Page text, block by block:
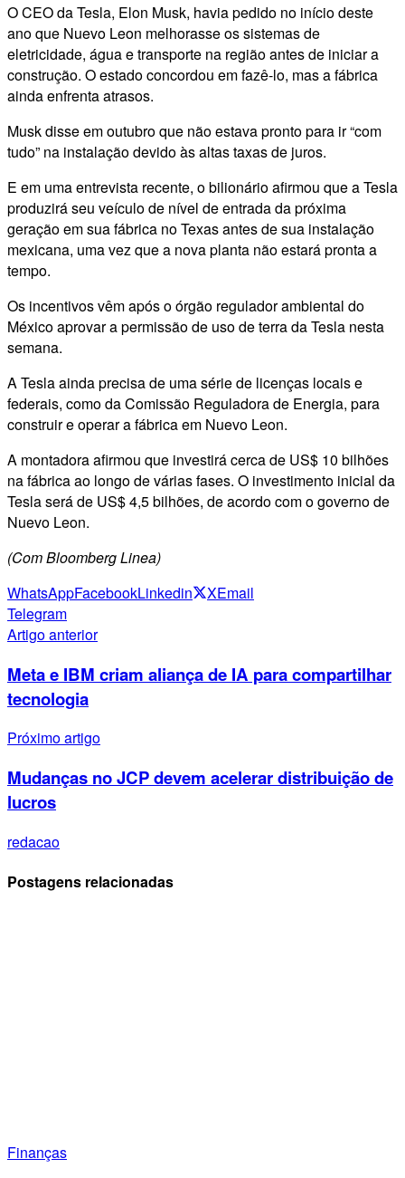
O CEO da Tesla, Elon Musk, havia pedido no início deste
ano que Nuevo Leon melhorasse os sistemas de
eletricidade, água e transporte na região antes de iniciar a
construção. O estado concordou em fazê-lo, mas a fábrica
ainda enfrenta atrasos.
Musk disse em outubro que não estava pronto para ir “com
tudo” na instalação devido às altas taxas de juros.
E em uma entrevista recente, o bilionário afirmou que a Tesla
produzirá seu veículo de nível de entrada da próxima
geração em sua fábrica no Texas antes de sua instalação
mexicana, uma vez que a nova planta não estará pronta a
tempo.
Os incentivos vêm após o órgão regulador ambiental do
México aprovar a permissão de uso de terra da Tesla nesta
semana.
A Tesla ainda precisa de uma série de licenças locais e
federais, como da Comissão Reguladora de Energia, para
construir e operar a fábrica em Nuevo Leon.
A montadora afirmou que investirá cerca de US$ 10 bilhões
na fábrica ao longo de várias fases. O investimento inicial da
Tesla será de US$ 4,5 bilhões, de acordo com o governo de
Nuevo Leon.
(Com Bloomberg Linea)
WhatsAppFacebookLinkedin XEmail
Telegram
Artigo anterior
Meta e IBM criam aliança de IA para compartilhar
tecnologia
Próximo artigo
Mudanças no JCP devem acelerar distribuição de
lucros
redacao
Postagens relacionadas
Finanças